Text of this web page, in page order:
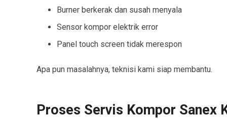
Burner berkerak dan susah menyala
Sensor kompor elektrik error
Panel touch screen tidak merespon
Apa pun masalahnya, teknisi kami siap membantu.
Proses Servis Kompor Sanex